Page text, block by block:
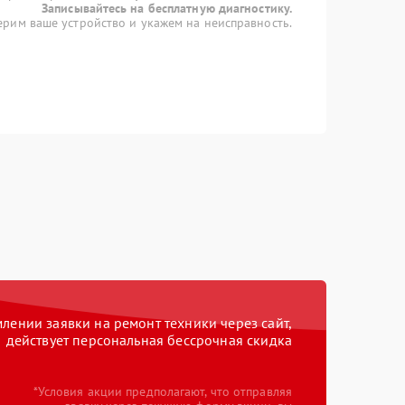
Записывайтесь на бесплатную диагностику.
ваше устройство и укажем на неисправность.
заявки на ремонт техники через сайт,
действует персональная бессрочная скидка
*Условия акции предполагают, что отправляя